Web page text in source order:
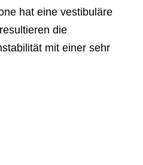
hat eine vestibuläre
die
mit einer sehr